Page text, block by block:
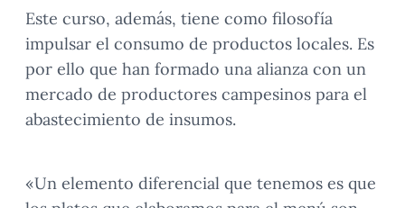
Este curso, además, tiene como filosofía
impulsar el consumo de productos locales. Es
por ello que han formado una alianza con un
mercado de productores campesinos para el
abastecimiento de insumos.
«Un elemento diferencial que tenemos es que